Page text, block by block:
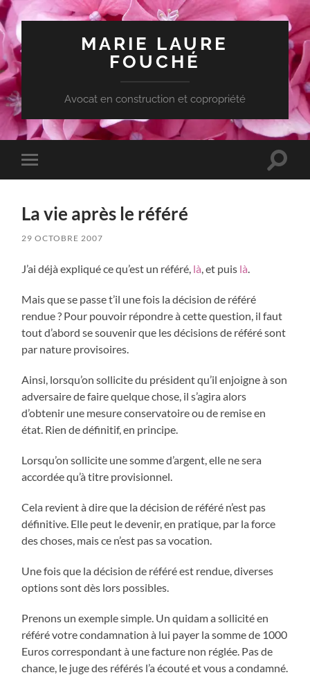
MARIE LAURE
FOUCHÉ
Avocat en construction et copropriété
Toggle
mobile
Toggle
La vie après le référé
29 OCTOBRE 2007
J’ai déjà expliqué ce qu’est un référé, là , et puis là
Mais que se passe t’il une fois la décision de référé
rendue ? Pour pouvoir répondre à cette question, il faut
tout d’abord se souvenir que les décisions de référé sont
par nature provisoires.
Ainsi, lorsqu’on sollicite du président qu’il enjoigne à son
adversaire de faire quelque chose, il s’agira alors
d’obtenir une mesure conservatoire ou de remise en
état. Rien de définitif, en principe.
Lorsqu’on sollicite une somme d’argent, elle ne sera
accordée qu’à titre provisionnel.
Cela revient à dire que la décision de référé n’est pas
définitive. Elle peut le devenir, en pratique, par la force
des choses, mais ce n’est pas sa vocation.
Une fois que la décision de référé est rendue, diverses
options sont dès lors possibles.
Prenons un exemple simple. Un quidam a sollicité en
référé votre condamnation à lui payer la somme de 1000
Euros correspondant à une facture non réglée. Pas de
chance, le juge des référés l’a écouté et vous a condamné.